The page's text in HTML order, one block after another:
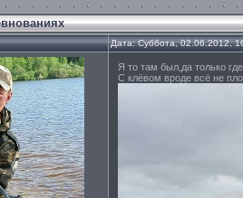
Дата: Суббота, 02.06.2012,
Я то там был,да только
С клёвом вроде всё не